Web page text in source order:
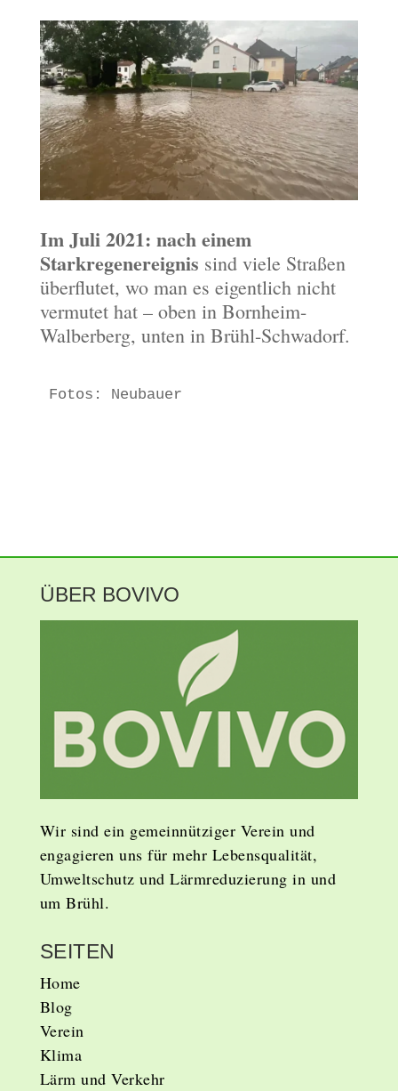
Im Juli 2021: nach einem
Starkregenereignis sind viele Straßen
überflutet, wo man es eigentlich nicht
vermutet hat – oben in Bornheim-
Walberberg, unten in Brühl-Schwadorf.
Fotos: Neubauer
ÜBER BOVIVO
Wir sind ein gemeinnütziger Verein und
engagieren uns für mehr Lebensqualität,
Umweltschutz und Lärmreduzierung in und
um Brühl.
SEITEN
Home
Blog
Verein
Klima
Lärm und Verkehr